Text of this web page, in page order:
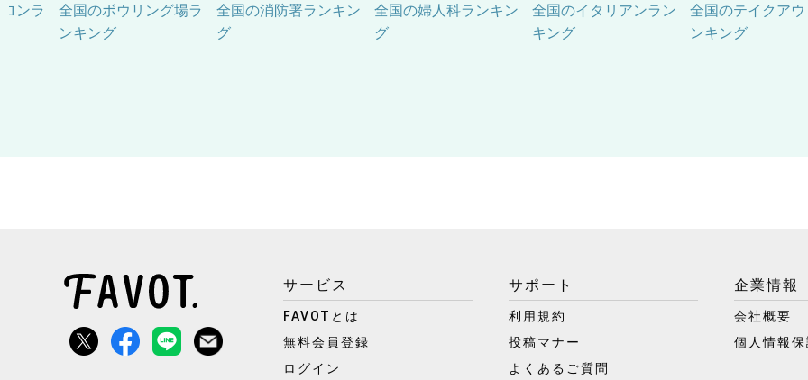
ンラ
全国のボウリング場ラ
ンキング
全国の消防署ランキン
グ
全国の婦人科ランキン
グ
全国のイタリアンラン
キング
全国のテイクア
ンキング
サービス
FAVOTとは
無料会員登録
ログイン
サポート
利用規約
投稿マナー
よくあるご質問
企業情報
会社概要
個人情報